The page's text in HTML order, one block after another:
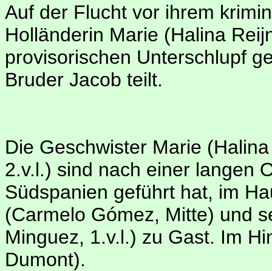
Auf der Flucht vor ihrem
Holländerin Marie (Halina
provisorischen Unterschlupf
Bruder Jacob teilt.
Die Geschwister Marie
2.v.l.) sind nach einer langen
Südspanien geführt hat, im
(Carmelo Gómez, Mitte) und
Minguez, 1.v.l.) zu Gast. Im
Dumont).